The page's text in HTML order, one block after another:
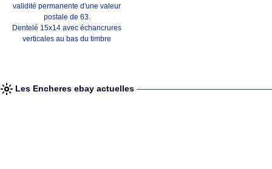
validité permanente d'une valeur
postale de 63.
Dentelé 15x14 avec échancrures
verticales au bas du timbre
Les Encheres ebay actuelles